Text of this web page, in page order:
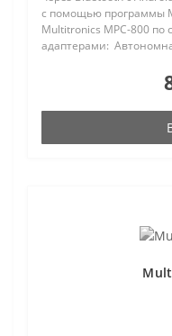
с помощью программы
Multitronics MPC-800 по
адаптерами: